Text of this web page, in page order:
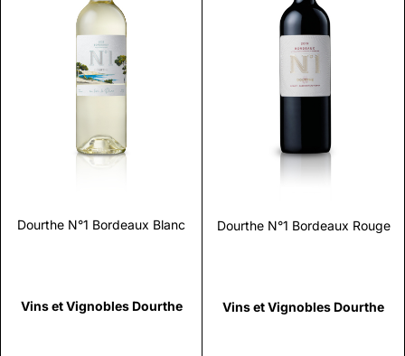
Dourthe N°1 Bordeaux Blanc
Vins et Vignobles Dourthe
Scopri
Dourthe N°1 Bordeaux Rouge
Vins et Vignobles Dourthe
Scopri